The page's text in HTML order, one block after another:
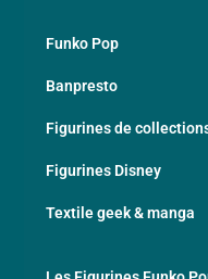
Funko Pop
Banpresto
Figurines de
Figurines Disney
Textile geek & manga